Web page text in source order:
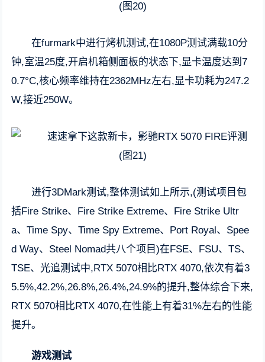
在furmark中进行烤机测试,在1080P测试满载10分
钟,室温25度,开启机箱侧面板的状态下,显卡温度达到7
0.7°C,核心频率维持在2362MHz左右,显卡功耗为247.2
W,接近250W。
进行3DMark测试,整体测试如上所示,(测试项目包
括Fire Strike、Fire Strike Extreme、Fire Strike Ultr
a、Time Spy、Time Spy Extreme、Port Royal、Spee
d Way、Steel Nomad共八个项目)在FSE、FSU、TS、
TSE、光追测试中,RTX 5070相比RTX 4070,依次有着3
5.5%,42.2%,26.8%,26.4%,24.9%的提升,整体综合下来,
RTX 5070相比RTX 4070,在性能上有着31%左右的性能
提升。
游戏测试